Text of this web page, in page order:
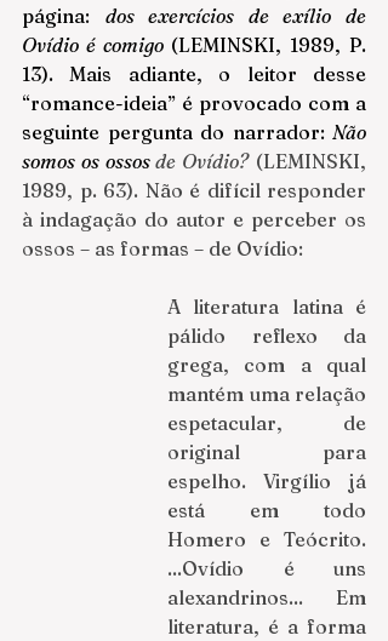
página: dos exercícios de exílio de
Ovídio é comigo (LEMINSKI, 1989, P.
13). Mais adiante, o leitor desse
“romance-ideia” é provocado com a
seguinte pergunta do narrador: Não
somos os ossos de Ovídio? (LEMINSKI,
1989, p. 63). Não é difícil responder
à indagação do autor e perceber os
ossos – as formas – de Ovídio:
A literatura latina é
pálido reflexo da
grega, com a qual
mantém uma relação
espetacular, de
original para
espelho. Virgílio já
está em todo
Homero e Teócrito.
...Ovídio é uns
alexandrinos... Em
literatura, é a forma